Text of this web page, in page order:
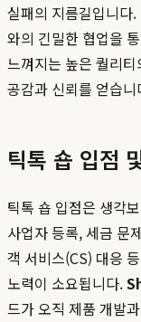
실패의 지름길입니다
와의 긴밀한 협업을
느껴지는 높은 퀄리
공감과 신뢰를 얻습니
틱톡 숍 입점
틱톡 숍 입점은 생각
사업자 등록, 세금
객 서비스(CS) 대응
노력이 소요됩니다.
드가 오직 제품 개발